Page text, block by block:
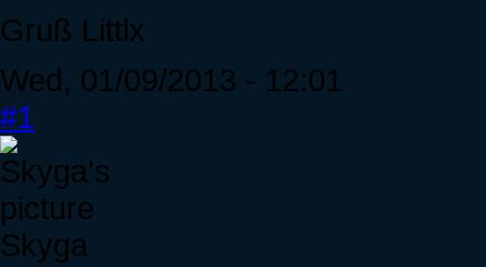
Gruß Littlx
Wed, 01/09/2013 - 12:01
#1
Skyga